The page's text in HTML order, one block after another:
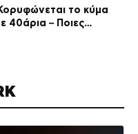
το κύμα
40άρια – Ποιες